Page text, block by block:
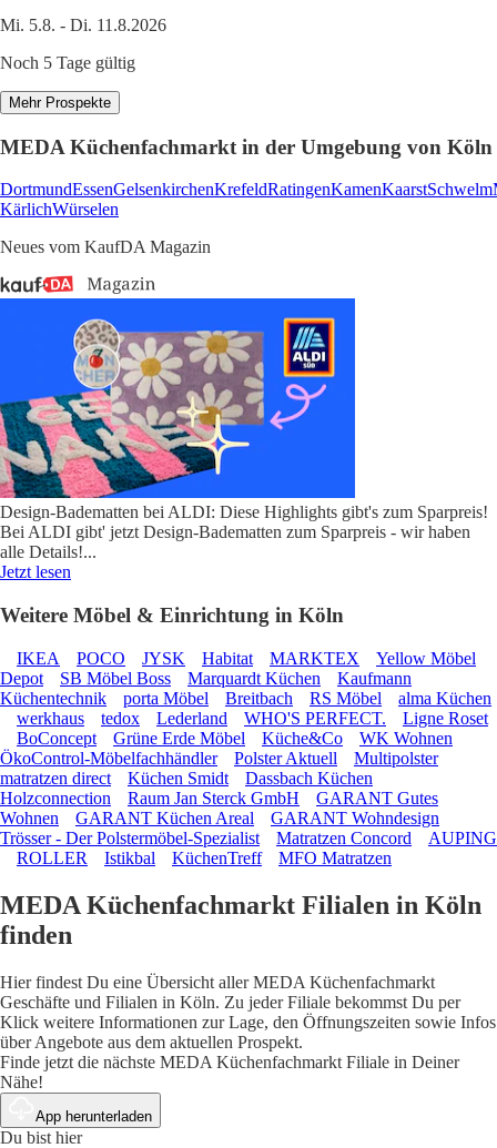
Mi. 5.8. - Di. 11.8.2026
Noch 5 Tage gültig
Mehr Prospekte
MEDA Küchenfachmarkt in der Umgebung von Köln
DortmundEssenGelsenkirchenKrefeldRatingenKamenKaarstSchwelm
KärlichWürselen
Neues vom KaufDA Magazin
Design-Badematten bei ALDI: Diese Highlights gibt's zum Sparpreis!
Bei ALDI gibt' jetzt Design-Badematten zum Sparpreis - wir haben
alle Details!...
Jetzt lesen
Weitere Möbel & Einrichtung in Köln
IKEA POCO JYSK Habitat MARKTEX
Yellow Möbel
Depot
SB Möbel Boss Marquardt Küchen
Kaufmann
Küchentechnik
porta Möbel Breitbach RS Möbel
alma Küchen
werkhaus
tedox Lederland WHO'S PERFECT.
Ligne Roset
BoConcept
Grüne Erde Möbel Küche&Co
WK Wohnen
ÖkoControl-Möbelfachhändler
Polster Aktuell
Multipolster
matratzen direct
Küchen Smidt
Dassbach Küchen
Holzconnection
Raum Jan Sterck GmbH
GARANT Gutes
Wohnen
GARANT Küchen Areal
GARANT Wohndesign
Trösser - Der Polstermöbel-Spezialist
Matratzen Concord
AUPING
ROLLER
Istikbal KüchenTreff MFO Matratzen
MEDA Küchenfachmarkt Filialen in Köln
finden
Hier findest Du eine Übersicht aller MEDA Küchenfachmarkt
Geschäfte und Filialen in Köln. Zu jeder Filiale bekommst Du per
Klick weitere Informationen zur Lage, den Öffnungszeiten sowie Infos
über Angebote aus dem aktuellen Prospekt.
Finde jetzt die nächste MEDA Küchenfachmarkt Filiale in Deiner
Nähe!
App herunterladen
Du bist hier